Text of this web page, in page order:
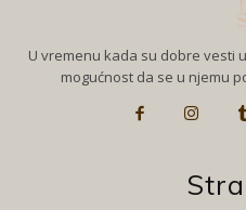
U vremenu kada su dobre vesti
mogućnost da se u njemu